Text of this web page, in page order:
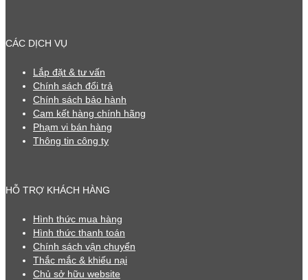
CÁC DỊCH VỤ
Lắp đặt & tư vấn
Chính sách đổi trả
Chính sách bảo hành
Cam kết hàng chính hãng
Phạm vi bán hàng
Thông tin công ty
HỖ TRỢ KHÁCH HÀNG
Hình thức mua hàng
Hình thức thanh toán
Chính sách vận chuyển
Thắc mắc & khiếu nại
Chủ sở hữu website